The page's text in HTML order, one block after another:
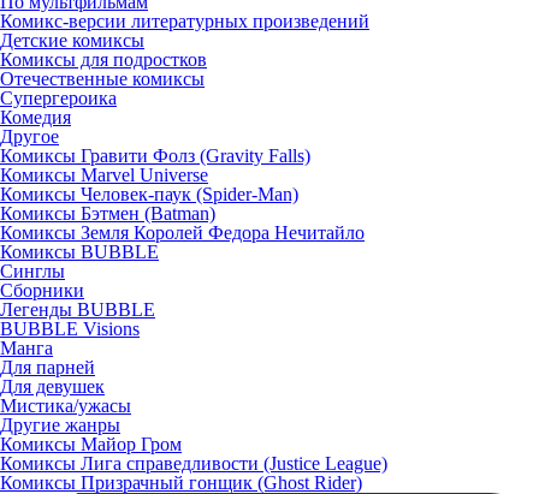
Комикс-версии литературных произведений
Детские комиксы
Комиксы для подростков
Отечественные комиксы
Супергероика
Комедия
Другое
Комиксы Гравити Фолз (Gravity Falls)
Комиксы Marvel Universe
Комиксы Человек-паук (Spider-Man)
Комиксы Бэтмен (Batman)
Комиксы Земля Королей Федора Нечитайло
Комиксы BUBBLE
Синглы
Сборники
Легенды BUBBLE
BUBBLE Visions
Манга
Для парней
Для девушек
Мистика/ужасы
Другие жанры
Комиксы Майор Гром
Комиксы Лига справедливости (Justice League)
Комиксы Призрачный гонщик (Ghost Rider)